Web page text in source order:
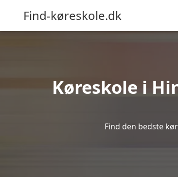
Find-køreskole.dk
Køreskole i
Find den bedste